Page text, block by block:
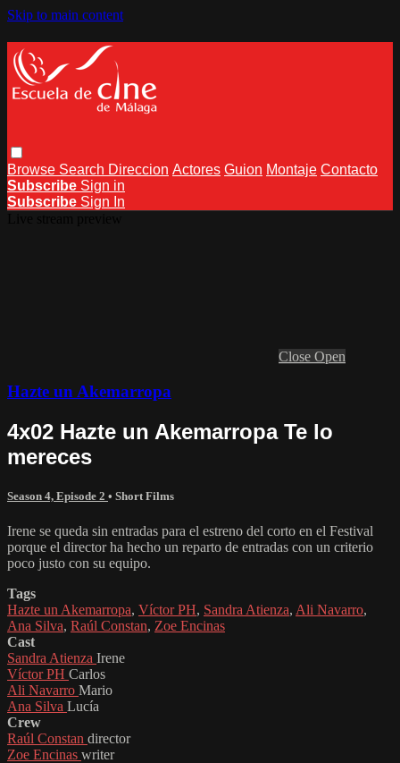
Skip to main content
Browse Search Direccion Actores Guion Montaje Contacto
Subscribe Sign in
Subscribe Sign In
Close Open
Hazte un Akemarropa
4x02 Hazte un Akemarropa Te lo
mereces
Season 4, Episode 2 • Short Films
Irene se queda sin entradas para el estreno del corto en el Festival
porque el director ha hecho un reparto de entradas con un criterio
poco justo con su equipo.
Tags
Hazte un Akemarropa, Víctor PH, Sandra Atienza, Ali Navarro,
Ana Silva, Raúl Constan, Zoe Encinas
Cast
Sandra Atienza Irene
Víctor PH Carlos
Ali Navarro Mario
Ana Silva Lucía
Crew
Raúl Constan director
Zoe Encinas writer